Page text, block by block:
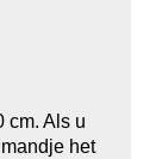
cm. Als u
het